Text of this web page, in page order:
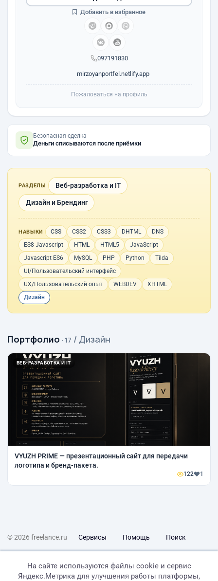
097191830
mirzoyanportfel.netlify.app
Добавить в избранное
Пожаловаться на профиль
Безопасная сделка
Деньги списываются после приёмки
РАЗДЕЛЫ Веб-разработка и IT
Дизайн и Брендинг
НАВЫКИ CSS CSS2 CSS3 DHTML
DNS
ES8 Javascript
HTML HTML5
JavaScript
Javascript ES6
MySQL PHP Python
Tilda
UI/Пользовательский интерфейс
UX/Пользовательский опыт
WEBDEV
XHTML
Дизайн
Портфолио · 17 / Дизайн
ВЕБ-РАЗРАБОТКА И IT
VYUZH PRIME — презентационный сайт для передачи
логотипа и бренд-пакета.
122 1
© 2026 freelance.ru Сервисы Помощь Поиск
На сайте используются файлы cookie и сервис
Яндекс.Метрика для улучшения работы платформы,